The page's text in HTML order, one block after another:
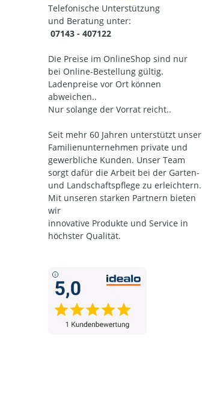
Telefonische Unterstützung
und Beratung unter:
07143 - 407122
Die Preise im OnlineShop sind nur
bei Online-Bestellung gültig.
Ladenpreise vor Ort können
abweichen..
Nur solange der Vorrat reicht..
Seit mehr 60 Jahren unterstützt unser
Familienunternehmen private und
gewerbliche Kunden. Unser Team
sorgt dafür die Arbeit bei der Garten-
und Landschaftspflege zu erleichtern.
Mit unseren starken Partnern bieten
wir
innovative Produkte und Service in
höchster Qualität.